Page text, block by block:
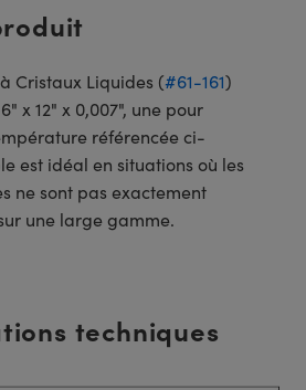
Cristaux Liquides (#61-161)
x 12" x 0,007", une pour
référencée ci-
est idéal en situations où les
ne sont pas exactement
une large gamme.
techniques